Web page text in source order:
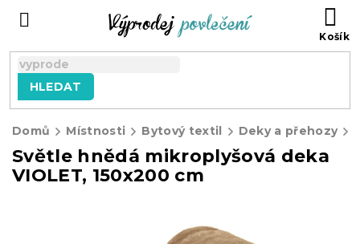
HLEDAT
Domů Místnosti Bytový textil Deky a přehozy
Světle hnědá mikroplyšová deka
VIOLET, 150x200 cm